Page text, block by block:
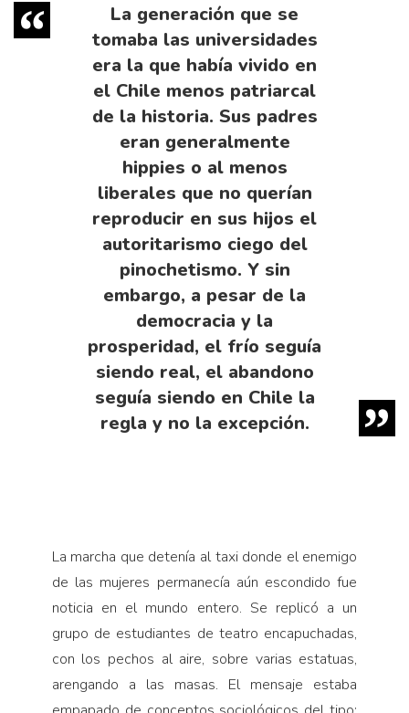
La generación que se
tomaba las universidades
era la que había vivido en
el Chile menos patriarcal
de la historia. Sus padres
eran generalmente
hippies o al menos
liberales que no querían
reproducir en sus hijos el
autoritarismo ciego del
pinochetismo. Y sin
embargo, a pesar de la
democracia y la
prosperidad, el frío seguía
siendo real, el abandono
seguía siendo en Chile la
regla y no la excepción.
La marcha que detenía al taxi donde el enemigo
de las mujeres permanecía aún escondido fue
noticia en el mundo entero. Se replicó a un
grupo de estudiantes de teatro encapuchadas,
con los pechos al aire, sobre varias estatuas,
arengando a las masas. El mensaje estaba